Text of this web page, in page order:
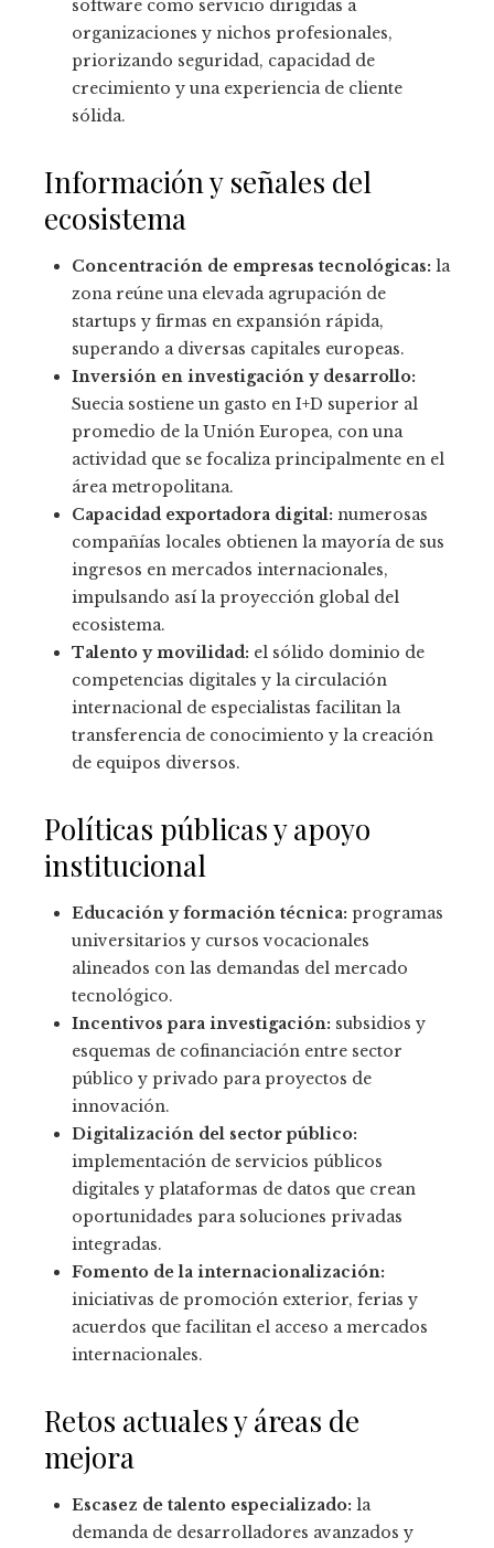
software como servicio dirigidas a
organizaciones y nichos profesionales,
priorizando seguridad, capacidad de
crecimiento y una experiencia de cliente
sólida.
Información y señales del
ecosistema
Concentración de empresas tecnológicas: la
zona reúne una elevada agrupación de
startups y firmas en expansión rápida,
superando a diversas capitales europeas.
Inversión en investigación y desarrollo:
Suecia sostiene un gasto en I+D superior al
promedio de la Unión Europea, con una
actividad que se focaliza principalmente en el
área metropolitana.
Capacidad exportadora digital: numerosas
compañías locales obtienen la mayoría de sus
ingresos en mercados internacionales,
impulsando así la proyección global del
ecosistema.
Talento y movilidad: el sólido dominio de
competencias digitales y la circulación
internacional de especialistas facilitan la
transferencia de conocimiento y la creación
de equipos diversos.
Políticas públicas y apoyo
institucional
Educación y formación técnica: programas
universitarios y cursos vocacionales
alineados con las demandas del mercado
tecnológico.
Incentivos para investigación: subsidios y
esquemas de cofinanciación entre sector
público y privado para proyectos de
innovación.
Digitalización del sector público:
implementación de servicios públicos
digitales y plataformas de datos que crean
oportunidades para soluciones privadas
integradas.
Fomento de la internacionalización:
iniciativas de promoción exterior, ferias y
acuerdos que facilitan el acceso a mercados
internacionales.
Retos actuales y áreas de
mejora
Escasez de talento especializado: la
demanda de desarrolladores avanzados y